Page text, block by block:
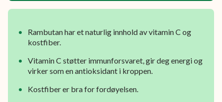
saftig
med
blomsteraktig
preg.
Rambutan har et naturlig innhold av vitamin C og
kostfiber.
Vitamin C støtter immunforsvaret, gir deg energi og
virker som en antioksidant i kroppen.
Kostfiber er bra for fordøyelsen.